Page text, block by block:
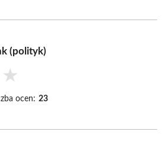
(polityk)
★
ocen: 23